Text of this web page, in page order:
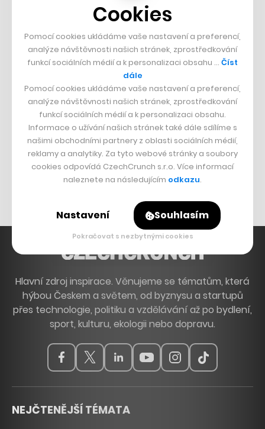
PŘÍBĚHY Z GASTRA
Boční projekt, co se zvrtnul
Francouzský šéfkuchař na Šumavě
Dva golfisti, co pečou
DESIGN
Bomma není tichá
Originální hodinky
Nábytek z betonu
Hlavní zdroj inspirace. Věnujeme se tématům, která
hýbou Českem a světem, od byznysu a startupů
přes technologie, politiku a vzdělávání až po bydlení,
sport, kulturu, ekologii nebo dopravu.
NEJČTENĚJŠÍ TÉMATA
Cookies
Pomocí cookies ukládáme vaše nastavení a preferencí,
analýze návštěvnosti našich stránek, zprostředkování
funkcí sociálních médií a k personalizaci obsahu … Číst
dále
Pomocí cookies ukládáme vaše nastavení a preferencí,
analýze návštěvnosti našich stránek, zprostředkování
funkcí sociálních médií a k personalizaci obsahu.
Informace o užívání našich stránek také dále sdílíme s
našimi obchodními partnery z oblasti sociálních médií,
reklamy a analytiky. Za tyto webové stránky a soubory
cookies odpovídá CzechCrunch s.r.o. Více informací
naleznete na následujícím odkazu.
Nastavení Souhlasím
Pokračovat s nezbytnými cookies